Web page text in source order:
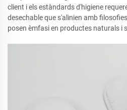
client i els estàndards d'higiene
desechable que s'alinien amb
posen èmfasi en productes naturals i